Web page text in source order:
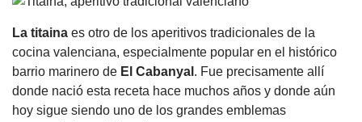
La titaina es otro de los aperitivos tradicionales de la
cocina valenciana, especialmente popular en el histórico
barrio marinero de El Cabanyal . Fue precisamente allí
donde nació esta receta hace muchos años y donde aún
hoy sigue siendo uno de los grandes emblemas